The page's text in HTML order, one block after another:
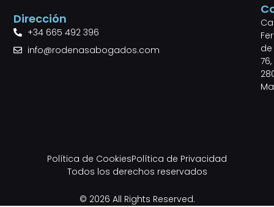
de
76,
Dirección
+34 665 492 396
info@rodenasabogados.com
Política de CookiesPolítica de Privacidad
Todos los derechos reservados
© 2026 All Rights Reserved.